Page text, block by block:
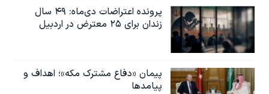
پرونده اعتراضات دی‌ماه: ۴۹ سال
زندان برای ۲۵ معترض در اردبیل
پیمان «دفاع مشترک مکه»؛ اهداف و
پیامدها